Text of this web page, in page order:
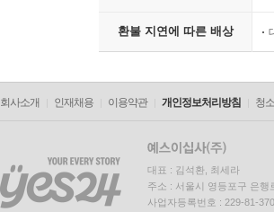
환불 지연에 따른 배상
회사소개 인재채용 이용약관 개인정보처리방침 청
대표 : 김석환, 최세라
주소 : 서울시 영등포구 은
사업자등록번호 : 229-81-